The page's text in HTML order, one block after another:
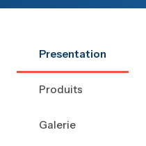
Presentation
Produits
Galerie